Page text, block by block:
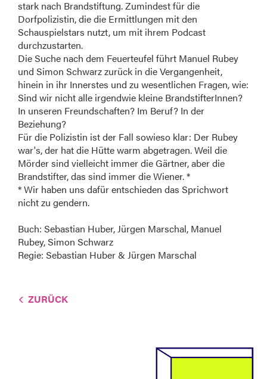
stark nach Brandstiftung. Zumindest für die
Dorfpolizistin, die die Ermittlungen mit den
Schauspielstars nutzt, um mit ihrem Podcast
durchzustarten.
Die Suche nach dem Feuerteufel führt Manuel Rubey
und Simon Schwarz zurück in die Vergangenheit,
hinein in ihr Innerstes und zu wesentlichen Fragen, wie:
Sind wir nicht alle irgendwie kleine BrandstifterInnen?
In unseren Freundschaften? Im Beruf? In der
Beziehung?
Für die Polizistin ist der Fall sowieso klar: Der Rubey
war's, der hat die Hütte warm abgetragen. Weil die
Mörder sind vielleicht immer die Gärtner, aber die
Brandstifter, das sind immer die Wiener. *
* Wir haben uns dafür entschieden das Sprichwort
nicht zu gendern.
Buch: Sebastian Huber, Jürgen Marschal, Manuel
Rubey, Simon Schwarz
Regie: Sebastian Huber & Jürgen Marschal
ZURÜCK